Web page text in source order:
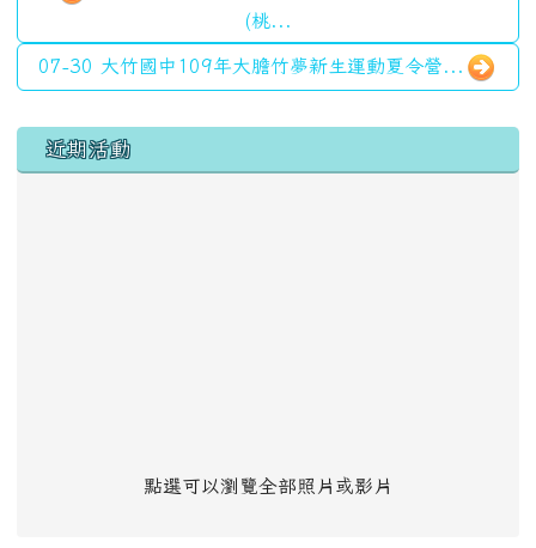
(桃...
07-30 大竹國中109年大膽竹夢新生運動夏令營...
左邊區域內容
近期活動
點選可以瀏覽全部照片或影片